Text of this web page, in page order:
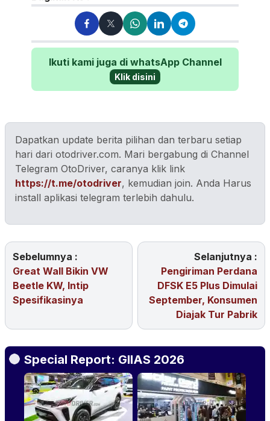
Ikuti kami juga di whatsApp Channel
Klik disini
Dapatkan update berita pilihan dan terbaru setiap
hari dari otodriver.com. Mari bergabung di Channel
Telegram OtoDriver, caranya klik link
https://t.me/otodriver, kemudian join. Anda Harus
install aplikasi telegram terlebih dahulu.
Sebelumnya :
Great Wall Bikin VW
Beetle KW, Intip
Spesifikasinya
Selanjutnya :
Pengiriman Perdana
DFSK E5 Plus Dimulai
September, Konsumen
Diajak Tur Pabrik
Special Report: GIIAS 2026